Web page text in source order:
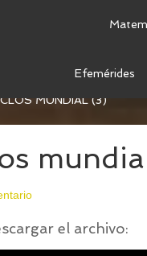
Efemérides
MATEMÁTICOS POR
MUNDIAL (3)
el archivo: